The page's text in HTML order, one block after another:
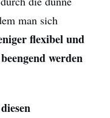
man sich
flexibel und
werden